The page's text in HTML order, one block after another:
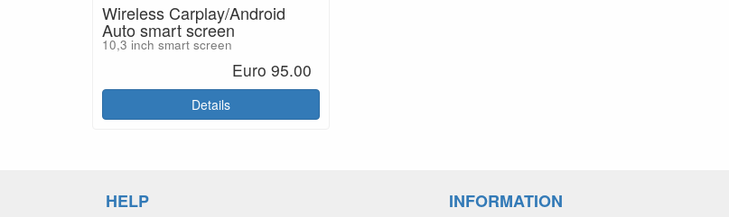
Wireless Carplay/Android
Auto smart screen
10,3 inch smart screen
Euro 95.00
Details
HELP INFORMATION